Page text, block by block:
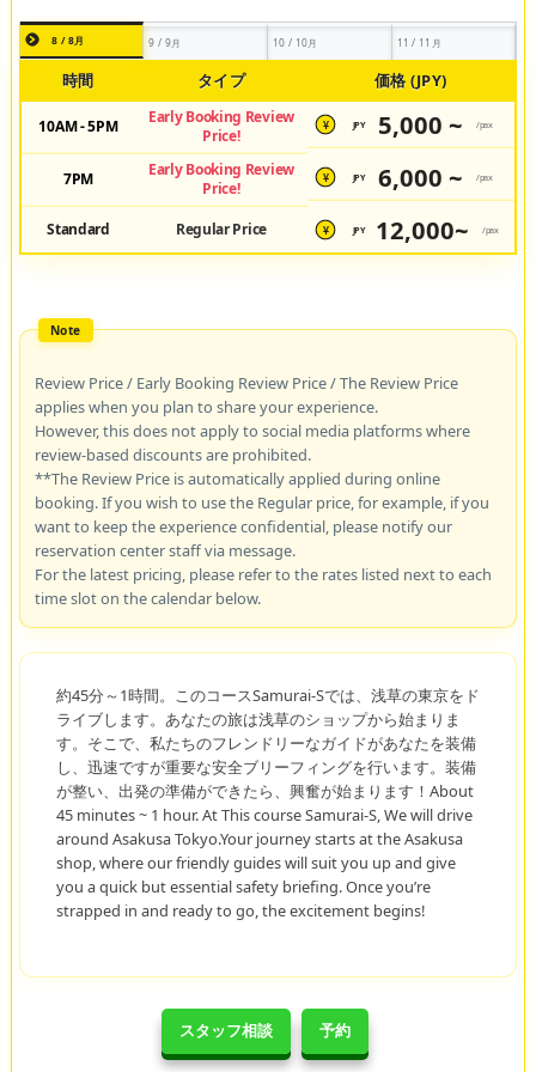
スタッフ相談 予約
8 / 8月 9 / 9月 10 / 10月 11 / 11月
時間 タイプ 価格 (JPY)
10AM - 5PM
Early Booking Review
Price!
¥ JPY 5,000 ~ /pax
7PM
Early Booking Review
Price!
¥ JPY 6,000 ~ /pax
Standard Regular Price ¥ JPY 12,000~ /pax
Review Price / Early Booking Review Price / The Review Price
applies when you plan to share your experience.
However, this does not apply to social media platforms where
review-based discounts are prohibited.
**The Review Price is automatically applied during online
booking. If you wish to use the Regular price, for example, if you
want to keep the experience confidential, please notify our
reservation center staff via message.
For the latest pricing, please refer to the rates listed next to each
time slot on the calendar below.
約45分～1時間。このコースSamurai-Sでは、浅草の東京をド
ライブします。あなたの旅は浅草のショップから始まりま
す。そこで、私たちのフレンドリーなガイドがあなたを装備
し、迅速ですが重要な安全ブリーフィングを行います。装備
が整い、出発の準備ができたら、興奮が始まります！About
45 minutes ~ 1 hour. At This course Samurai-S, We will drive
around Asakusa Tokyo.Your journey starts at the Asakusa
shop, where our friendly guides will suit you up and give
you a quick but essential safety briefing. Once you’re
strapped in and ready to go, the excitement begins!